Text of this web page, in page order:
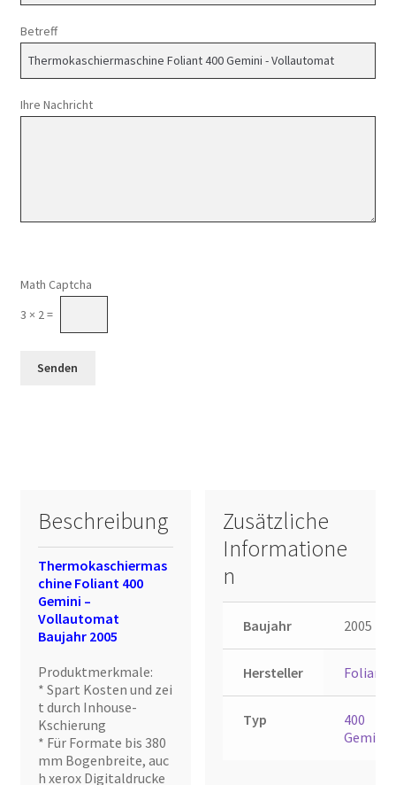
Betreff
Ihre Nachricht
Math Captcha
3 × 2 =
Beschreibung
Thermokaschiermas
chine Foliant 400
Gemini –
Vollautomat
Baujahr 2005
Produktmerkmale:
* Spart Kosten und zei
t durch Inhouse-
Kschierung
* Für Formate bis 380
mm Bogenbreite, auc
h xerox Digitaldrucke
Zusätzliche
Informatione
n
Baujahr 2005
Hersteller Foliant
Typ
400
Gemini